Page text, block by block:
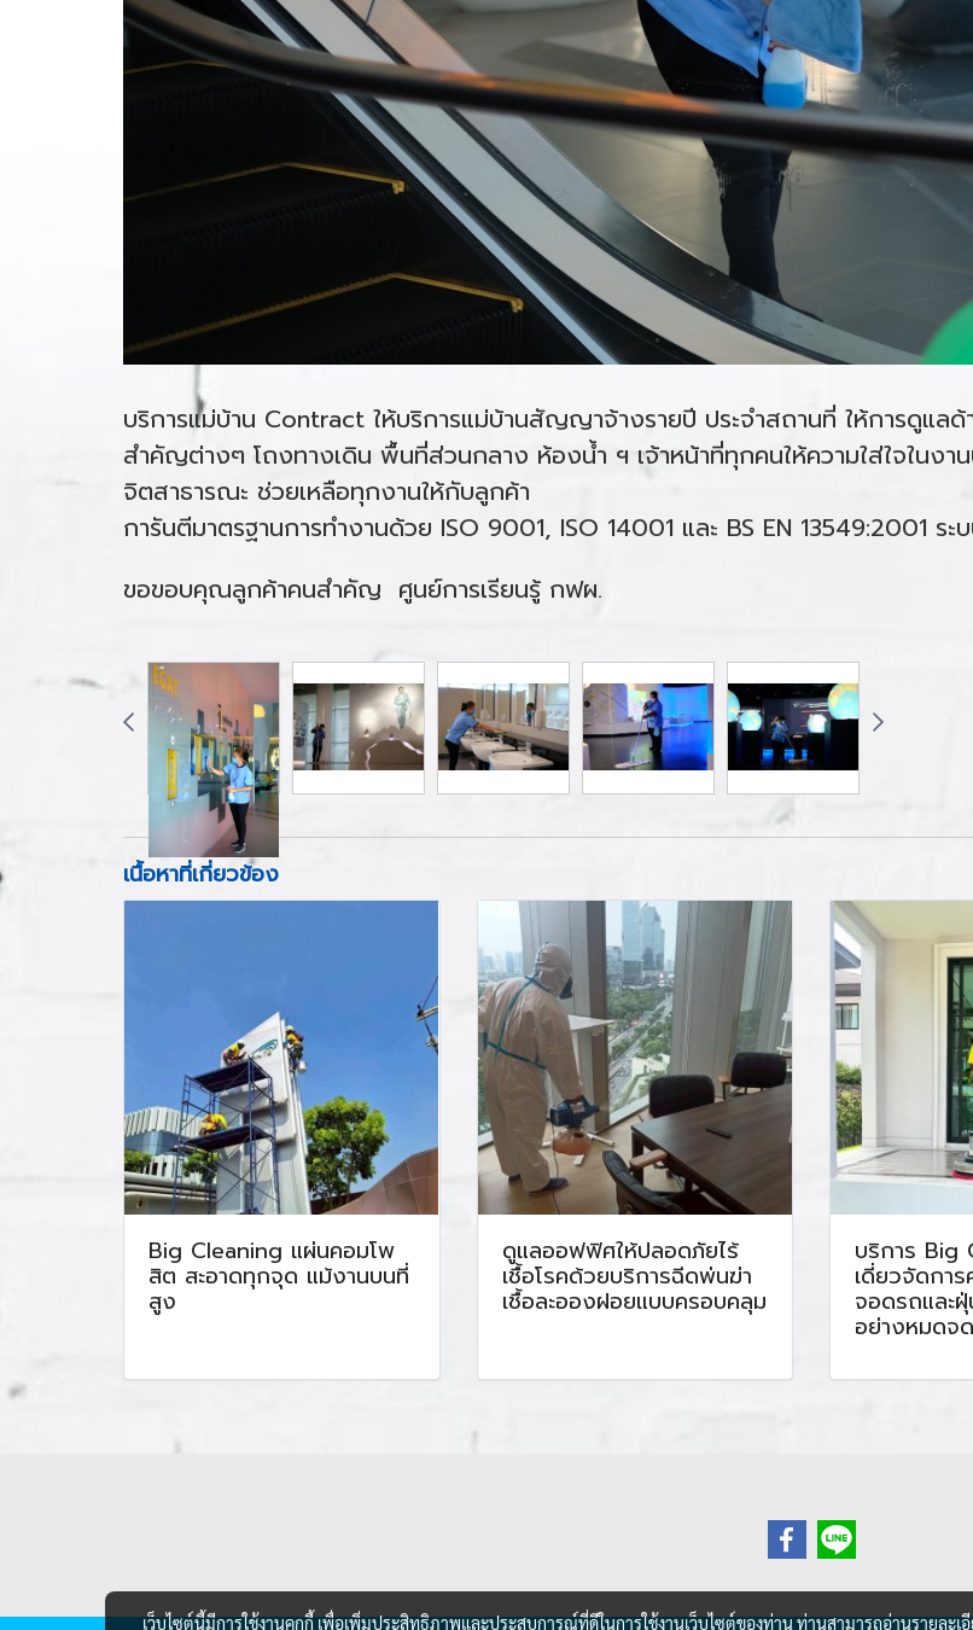
บริการแม่บ้าน Contract ให้บริการแม่บ้านสัญญาจ้างรายปี ประจำสถานที่ ให้การดูแ
สำคัญต่างๆ โถงทางเดิน พื้นที่ส่วนกลาง ห้องน้ำ ฯ เจ้าหน้าที่ทุกคนให้ความใส่ใจในงา
จิตสาธารณะ ช่วยเหลือทุกงานให้กับลูกค้า
การันตีมาตรฐานการทำงานด้วย ISO 9001, ISO 14001 และ BS EN 13549:2001 ร
ขอขอบคุณลูกค้าคนสำคัญ ศูนย์การเรียนรู้ กฟผ.
เนื้อหาที่เกี่ยวข้อง
Big Cleaning แผ่นคอมโพ
สิต สะอาดทุกจุด แม้งานบนที่
สูง
ดูแลออฟฟิศให้ปลอดภัยไร้
เชื้อโรคด้วยบริการฉีดพ่นฆ่า
เชื้อละอองฝอยแบบครอบคลุม
บริการ Big
เดี่ยวจัดกา
จอดรถและ
อย่างหมดจด
เว็บไซต์นี้มีการใช้งานคุกกี้ เพื่อเพิ่มประสิทธิภาพและประสบการณ์ที่ดีในการใช้งานเว็บไซต์ของท่าน ท่านสามารถอ่านรายละเ